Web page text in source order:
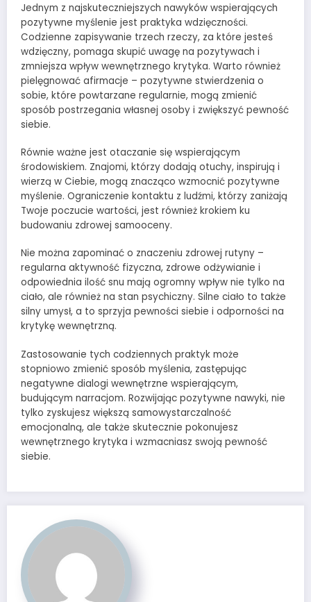
Jednym z najskuteczniejszych nawyków wspierających
pozytywne myślenie jest praktyka wdzięczności.
Codzienne zapisywanie trzech rzeczy, za które jesteś
wdzięczny, pomaga skupić uwagę na pozytywach i
zmniejsza wpływ wewnętrznego krytyka. Warto również
pielęgnować afirmacje – pozytywne stwierdzenia o
sobie, które powtarzane regularnie, mogą zmienić
sposób postrzegania własnej osoby i zwiększyć pewność
siebie.
Równie ważne jest otaczanie się wspierającym
środowiskiem. Znajomi, którzy dodają otuchy, inspirują i
wierzą w Ciebie, mogą znacząco wzmocnić pozytywne
myślenie. Ograniczenie kontaktu z ludźmi, którzy zaniżają
Twoje poczucie wartości, jest również krokiem ku
budowaniu zdrowej samooceny.
Nie można zapominać o znaczeniu zdrowej rutyny –
regularna aktywność fizyczna, zdrowe odżywianie i
odpowiednia ilość snu mają ogromny wpływ nie tylko na
ciało, ale również na stan psychiczny. Silne ciało to także
silny umysł, a to sprzyja pewności siebie i odporności na
krytykę wewnętrzną.
Zastosowanie tych codziennych praktyk może
stopniowo zmienić sposób myślenia, zastępując
negatywne dialogi wewnętrzne wspierającym,
budującym narracjom. Rozwijając pozytywne nawyki, nie
tylko zyskujesz większą samowystarczalność
emocjonalną, ale także skutecznie pokonujesz
wewnętrznego krytyka i wzmacniasz swoją pewność
siebie.